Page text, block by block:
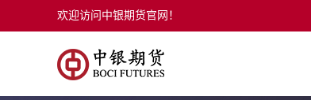
欢迎访问中银期货官网！